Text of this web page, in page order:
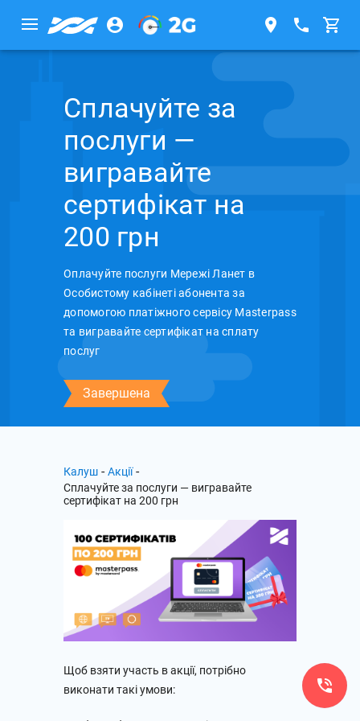
Сплачуйте за
послуги —
вигравайте
сертифікат на
200 грн
Оплачуйте послуги Мережі Ланет в
Особистому кабінеті абонента за
допомогою платіжного сервісу Masterpass
та вигравайте сертифікат на сплату
послуг
Завершена
Калуш - Акції -
Сплачуйте за послуги — вигравайте
сертифікат на 200 грн
Щоб взяти участь в акції, потрібно
виконати такі умови: